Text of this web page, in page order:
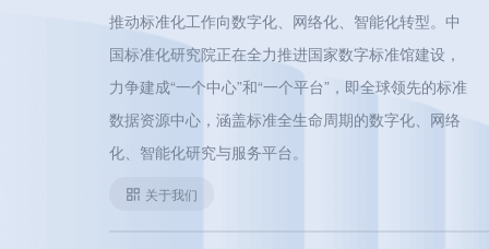
推动标准化工作向数字化、网络化、智能化转型。中
国标准化研究院正在全力推进国家数字标准馆建设，
力争建成“一个中心”和“一个平台”，即全球领先的标准
数据资源中心，涵盖标准全生命周期的数字化、网络
化、智能化研究与服务平台。
关于我们